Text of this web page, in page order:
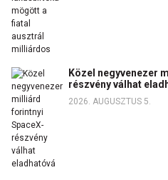
Közel negyvenezer
részvény válhat
2026. AUGUSZTUS 5.